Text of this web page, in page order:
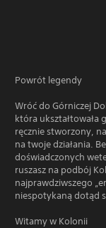
Powrót legendy
Wróć do Górniczej
która ukształtowała
ręcznie stworzony,
na twoje działania.
doświadczonych
ruszasz na podbój
najprawdziwszego
niespotykaną dotąd
Witamy w Kolonii